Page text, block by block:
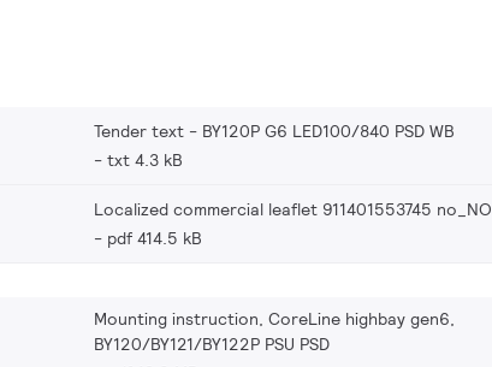
Tender text - BY120P G6 LED100/840 PSD WB
txt 4.3 kB
Localized commercial leaflet 911401553745 no_NO
pdf 414.5 kB
Mounting instruction, CoreLine highbay gen6,
BY120/BY121/BY122P PSU PSD